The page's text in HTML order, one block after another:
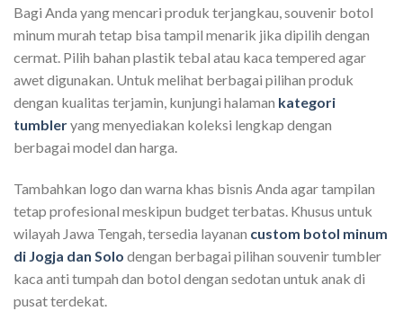
Bagi Anda yang mencari produk terjangkau, souvenir botol
minum murah tetap bisa tampil menarik jika dipilih dengan
cermat. Pilih bahan plastik tebal atau kaca tempered agar
awet digunakan. Untuk melihat berbagai pilihan produk
dengan kualitas terjamin, kunjungi halaman kategori
tumbleryang menyediakan koleksi lengkap dengan
berbagai model dan harga.
Tambahkan logo dan warna khas bisnis Anda agar tampilan
tetap profesional meskipun budget terbatas. Khusus untuk
wilayah Jawa Tengah, tersedia layanan custom botol minum
di Jogja dan Solo dengan berbagai pilihan souvenir tumbler
kaca anti tumpah dan botol dengan sedotan untuk anak di
pusat terdekat.